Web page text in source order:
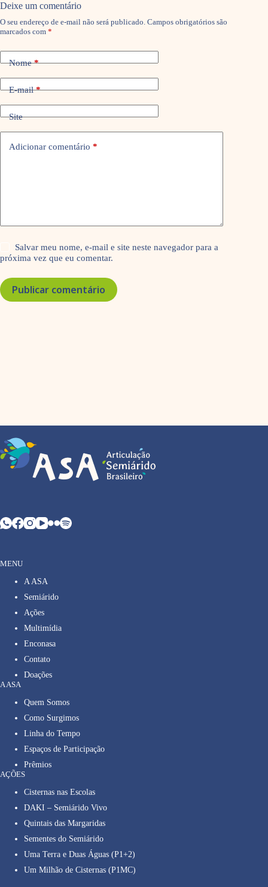
Deixe um comentário
O seu endereço de e-mail não será publicado. Campos obrigatórios são
marcados com *
Nome*
E-mail*
Site
Adicionar comentário *
Salvar meu nome, e-mail e site neste navegador para a
próxima vez que eu comentar.
Publicar comentário
MENU
A ASA
Semiárido
Ações
Multimídia
Enconasa
Contato
Doações
A ASA
Quem Somos
Como Surgimos
Linha do Tempo
Espaços de Participação
Prêmios
AÇÕES
Cisternas nas Escolas
DAKI – Semiárido Vivo
Quintais das Margaridas
Sementes do Semiárido
Uma Terra e Duas Águas (P1+2)
Um Milhão de Cisternas (P1MC)